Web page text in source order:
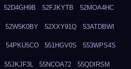
52D4GH9B 52FJKYTB 52MOA4HC
52W5K0BY 52XXY91Q 53ATDBWI
54PKU5CO 551HGV0S 553WPS4S
55JKJF3L 55NCOA72 55QDIRSM